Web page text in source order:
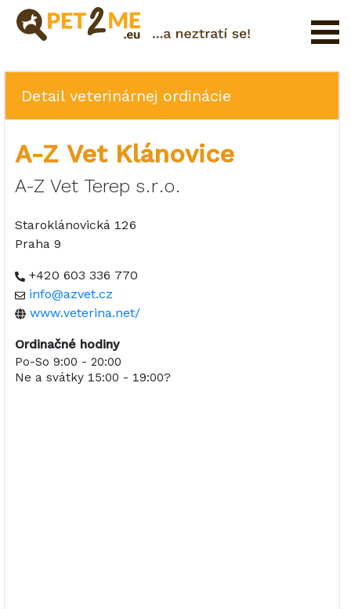
Prihlásenie
Katalóg
služieb
Shop
Detail veterinárnej ordinácie
A-Z Vet Klánovice
A-Z Vet Terep s.r.o.
Staroklánovická 126
Praha 9
+420 603 336 770
info@azvet.cz
www.veterina.net/
Ordinačné hodiny
Po-So 9:00 - 20:00
Ne a svátky 15:00 - 19:00?